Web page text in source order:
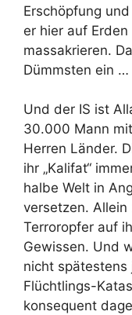
Erschöpfung
er hier auf
massakrieren.
Dümmsten ein …
Und der IS ist
30.000 Mann
Herren Länder.
ihr „Kalifat“
halbe Welt in
versetzen.
Terroropfer auf
Gewissen. Und
nicht
Flüchtlings-
konsequent